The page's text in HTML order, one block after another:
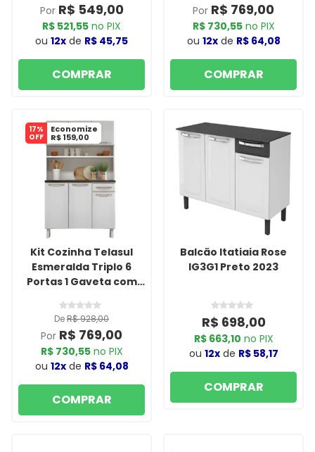
PorR$ 549,00
R$ 521,55 no PIX
ou 12x de R$ 45,75
COMPRAR
Por R$ 769,00
R$ 730,55no PIX
ou 12xde R$ 64,08
COMPRAR
17%
OFF
Economize
R$ 159,00
Kit Cozinha Telasul
Esmeralda Triplo 6
Portas 1 Gaveta com
DeR$ 928,00
Por R$ 769,00
R$ 730,55no PIX
ou 12xde R$ 64,08
COMPRAR
Balcão Itatiaia Rose
IG3G1 Preto 2023
R$ 698,00
R$ 663,10 no PIX
ou 12xde R$ 58,17
COMPRAR